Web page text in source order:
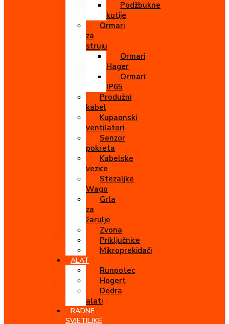
Podžbukne
kutije
Ormari
za
struju
Ormari
Hager
Ormari
IP65
Produžni
kabel
Kupaonski
ventilatori
Senzor
pokreta
Kabelske
vezice
Stezaljke
Wago
Grla
za
žarulje
Zvona
Priključnice
Mikroprekidači
ALAT
Runpotec
Hogert
Dedra
alati
RADNE
SVJETILJKE